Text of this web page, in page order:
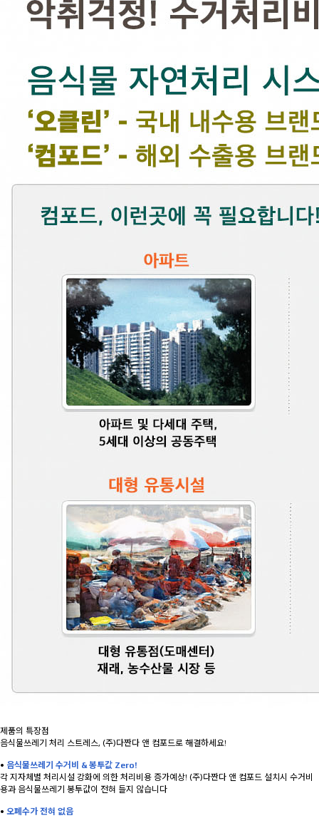
제품의 특장점
음식물쓰레기 처리 스트레스, (주)다짠다 앤 컴포드로 해결하세요!
• 음식물쓰레기 수거비 & 봉투값 Zero!
각 지자체별 처리시설 강화에 의한 처리비용 증가예상! (주)다짠다 앤 컴포드 설치시 수거비
용과 음식물쓰레기 봉투값이 전혀 들지 않습니다
• 오폐수가 전혀 없음